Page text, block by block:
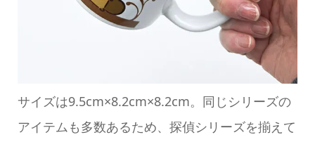
サイズは9.5cm×8.2cm×8.2cm。同じシリーズの
アイテムも多数あるため、探偵シリーズを揃えて